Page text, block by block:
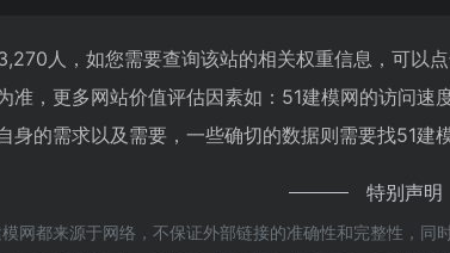
人，如您需要查询该站的相关权重信息，可以
准，更多网站价值评估因素如：51建模网的访问
身的需求以及需要，一些确切的数据则需要找51建
特别声明
网都来源于网络，不保证外部链接的准确性和完整性，